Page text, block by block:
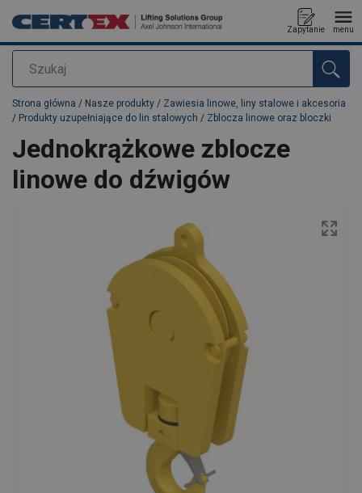
Szukaj
Zapytanie menu
Dodano do zapytania
Strona główna / Nasze produkty / Zawiesia linowe, liny stalowe i akcesoria
/ Produkty uzupełniające do lin stalowych / Zblocza linowe oraz bloczki
Jednokrążkowe zblocze
linowe do dźwigów